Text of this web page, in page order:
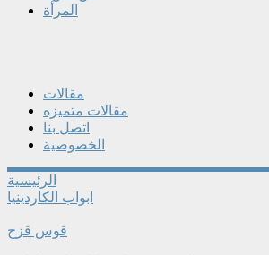
المرأة
مقالات
مقالات متميزه
اتصل بنا
الخصوصية
الرئيسية
ابواب الكاردينيا
قوس قزح